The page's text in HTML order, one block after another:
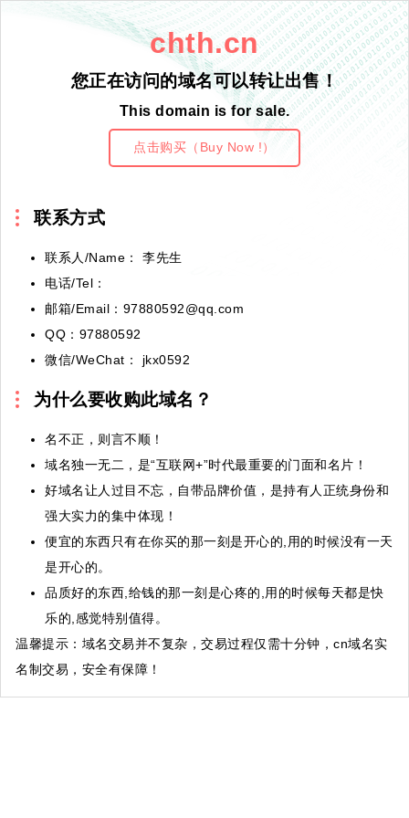
chth.cn
您正在访问的域名可以转让出售！
This domain is for sale.
点击购买（Buy Now !）
联系方式
联系人/Name： 李先生
电话/Tel：
邮箱/Email：97880592@qq.com
QQ：97880592
微信/WeChat： jkx0592
为什么要收购此域名？
名不正，则言不顺！
域名独一无二，是“互联网+”时代最重要的门面和名片！
好域名让人过目不忘，自带品牌价值，是持有人正统身份和
强大实力的集中体现！
便宜的东西只有在你买的那一刻是开心的,用的时候没有一天
是开心的。
品质好的东西,给钱的那一刻是心疼的,用的时候每天都是快
乐的,感觉特别值得。
温馨提示 ：域名交易并不复杂，交易过程仅需十分钟，cn域名实
名制交易，安全有保障！